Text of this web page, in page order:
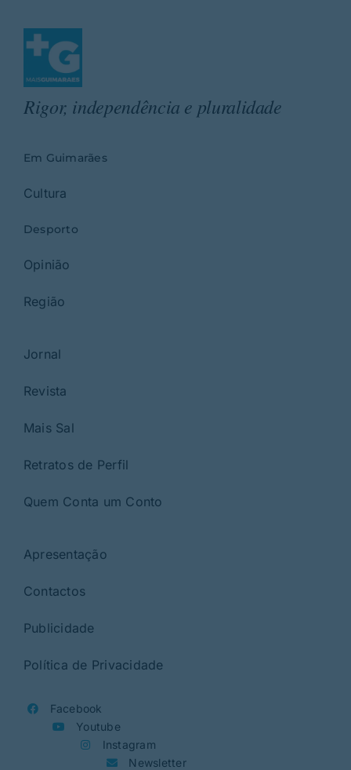
Rigor, independência e pluralidade
Em Guimarães
Cultura
Desporto
Opinião
Região
Jornal
Revista
Mais Sal
Retratos de Perfil
Quem Conta um Conto
Apresentação
Contactos
Publicidade
Política de Privacidade
Facebook
Youtube
Instagram
Newsletter